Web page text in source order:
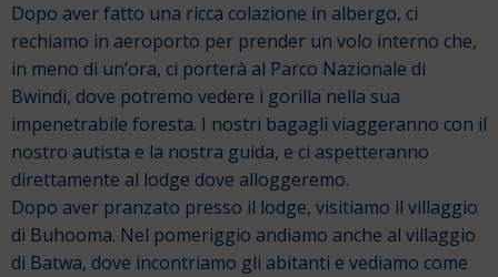
Dopo aver fatto una ricca colazione in albergo, ci
rechiamo in aeroporto per prender un volo interno che,
in meno di un’ora, ci porterà al Parco Nazionale di
Bwindi, dove potremo vedere i gorilla nella sua
impenetrabile foresta. I nostri bagagli viaggeranno con il
nostro autista e la nostra guida, e ci aspetteranno
direttamente al lodge dove alloggeremo.
Dopo aver pranzato presso il lodge, visitiamo il villaggio
di Buhooma. Nel pomeriggio andiamo anche al villaggio
di Batwa, dove incontriamo gli abitanti e vediamo come